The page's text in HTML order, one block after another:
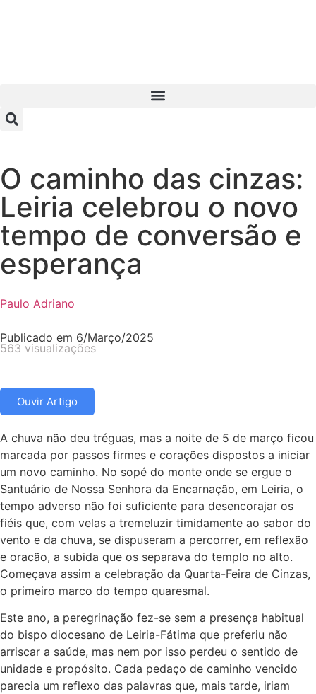
O caminho das cinzas:
Leiria celebrou o novo
tempo de conversão e
esperança
Paulo Adriano
Publicado em 6/Março/2025
563 visualizações
Ouvir Artigo
A chuva não deu tréguas, mas a noite de 5 de março ficou
marcada por passos firmes e corações dispostos a iniciar
um novo caminho. No sopé do monte onde se ergue o
Santuário de Nossa Senhora da Encarnação, em Leiria, o
tempo adverso não foi suficiente para desencorajar os
fiéis que, com velas a tremeluzir timidamente ao sabor do
vento e da chuva, se dispuseram a percorrer, em reflexão
e oracão, a subida que os separava do templo no alto.
Começava assim a celebração da Quarta-Feira de Cinzas,
o primeiro marco do tempo quaresmal.
Este ano, a peregrinação fez-se sem a presença habitual
do bispo diocesano de Leiria-Fátima que preferiu não
arriscar a saúde, mas nem por isso perdeu o sentido de
unidade e propósito. Cada pedaço de caminho vencido
parecia um reflexo das palavras que, mais tarde, iriam